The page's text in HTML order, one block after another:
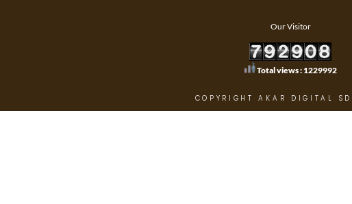
Our Visitor
Total views : 1229992
COPYRIGHT AKAR DIGITAL